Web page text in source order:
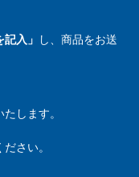
記入」
し、商品をお送
します。
さい。